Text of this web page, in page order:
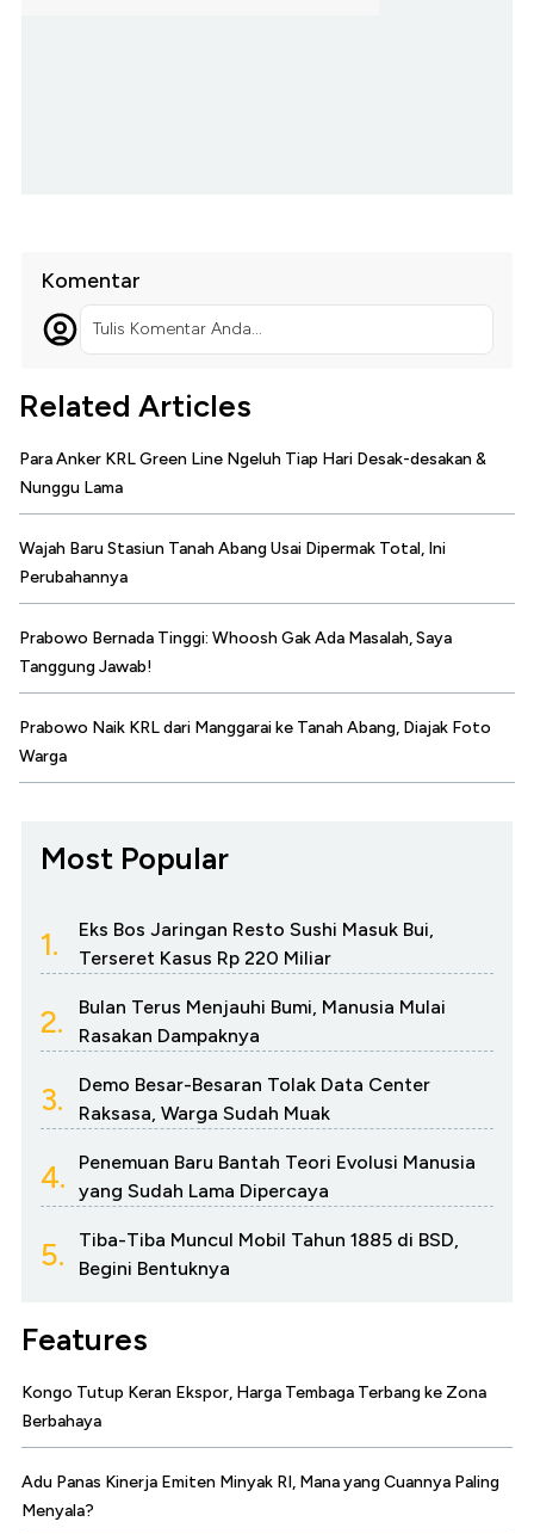
Komentar
Tulis Komentar Anda...
Related Articles
Para Anker KRL Green Line Ngeluh Tiap Hari Desak-desakan &
Nunggu Lama
Wajah Baru Stasiun Tanah Abang Usai Dipermak Total, Ini
Perubahannya
Prabowo Bernada Tinggi: Whoosh Gak Ada Masalah, Saya
Tanggung Jawab!
Prabowo Naik KRL dari Manggarai ke Tanah Abang, Diajak Foto
Warga
Most Popular
1.
Eks Bos Jaringan Resto Sushi Masuk Bui,
Terseret Kasus Rp 220 Miliar
2.
Bulan Terus Menjauhi Bumi, Manusia Mulai
Rasakan Dampaknya
3.
Demo Besar-Besaran Tolak Data Center
Raksasa, Warga Sudah Muak
4.
Penemuan Baru Bantah Teori Evolusi Manusia
yang Sudah Lama Dipercaya
5.
Tiba-Tiba Muncul Mobil Tahun 1885 di BSD,
Begini Bentuknya
Features
Kongo Tutup Keran Ekspor, Harga Tembaga Terbang ke Zona
Berbahaya
Adu Panas Kinerja Emiten Minyak RI, Mana yang Cuannya Paling
Menyala?